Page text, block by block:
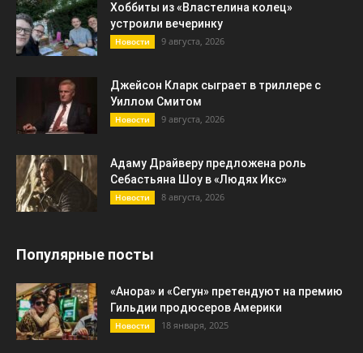
Хоббиты из «Властелина колец»
устроили вечеринку
Новости 9 августа, 2026
Джейсон Кларк сыграет в триллере с
Уиллом Смитом
Новости 9 августа, 2026
Адаму Драйверу предложена роль
Себастьяна Шоу в «Людях Икс»
Новости 8 августа, 2026
Популярные посты
«Анора» и «Сегун» претендуют на премию
Гильдии продюсеров Америки
Новости 18 января, 2025